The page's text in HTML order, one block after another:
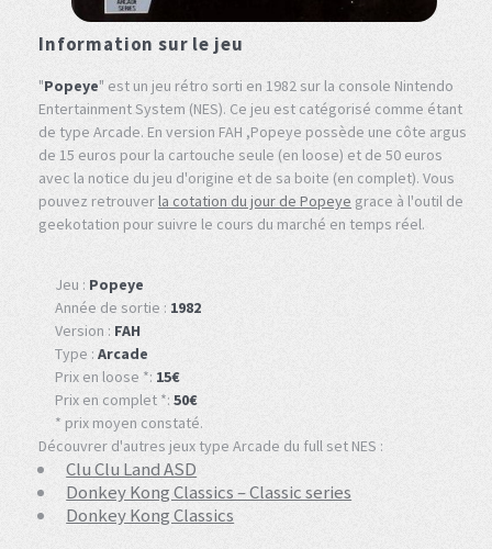
Information sur le jeu
"Popeye" est un jeu rétro sorti en 1982 sur la console Nintendo
Entertainment System (NES). Ce jeu est catégorisé comme étant
de type Arcade. En version FAH ,Popeye possède une côte argus
de 15 euros pour la cartouche seule (en loose) et de 50 euros
avec la notice du jeu d'origine et de sa boite (en complet). Vous
pouvez retrouverla cotation du jour de Popeye grace à l'outil de
geekotation pour suivre le cours du marché en temps réel.
Jeu : Popeye
Année de sortie : 1982
Version : FAH
Type : Arcade
Prix en loose *: 15€
Prix en complet *: 50€
* prix moyen constaté.
Découvrer d'autres jeux type Arcade du full set NES :
Clu Clu Land ASD
Donkey Kong Classics – Classic series
Donkey Kong Classics